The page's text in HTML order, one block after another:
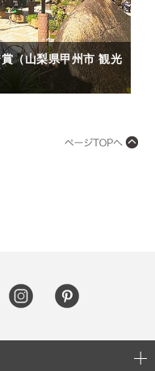
（山梨県甲州市 観光